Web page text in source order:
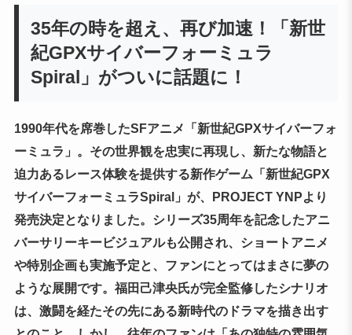
35年の時を超え、再び加速！「新世
紀GPXサイバーフォーミュラ
Spiral」がついに話題に！
1990年代を席巻したSFアニメ「新世紀GPXサイバーフォ
ーミュラ」。その世界観を忠実に再現し、新たな物語と
迫力あるレース体験を提供する新作ゲーム「新世紀GPX
サイバーフォーミュラSpiral」が、PROJECT YNPより
発売決定となりました。シリーズ35周年を記念したアニ
バーサリーキービジュアルも公開され、ショートアニメ
や特別企画も実施予定と、ファンにとってはまさに夢の
ような展開です。福田己津央氏が完全監修したシナリオ
は、激闘を経たその先にある新時代のドラマを描き出す